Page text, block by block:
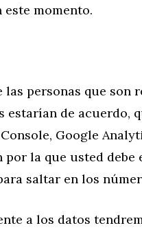
este momento.
las personas que son
estarían de acuerdo,
Google
por la que usted
saltar en los
a los datos